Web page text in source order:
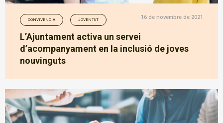
CONVIVÈNCIA JOVENTUT 16 de novembre de 2021
L’Ajuntament activa un servei
d’acompanyament en la inclusió de joves
nouvinguts